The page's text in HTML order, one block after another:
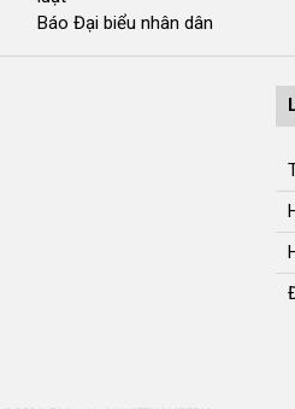
Báo Đại biểu nhân dân